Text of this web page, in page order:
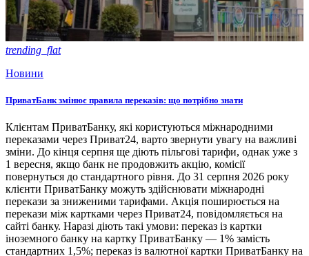
trending_flat
Новини
ПриватБанк змінює правила переказів: що потрібно знати
Клієнтам ПриватБанку, які користуються міжнародними
переказами через Приват24, варто звернути увагу на важливі
зміни. До кінця серпня ще діють пільгові тарифи, однак уже з
1 вересня, якщо банк не продовжить акцію, комісії
повернуться до стандартного рівня. До 31 серпня 2026 року
клієнти ПриватБанку можуть здійснювати міжнародні
перекази за зниженими тарифами. Акція поширюється на
перекази між картками через Приват24, повідомляється на
сайті банку. Наразі діють такі умови: переказ із картки
іноземного банку на картку ПриватБанку — 1% замість
стандартних 1,5%; переказ із валютної картки ПриватБанку на